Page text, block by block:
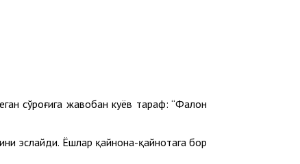
сўроғига жавобан куёв тараф: “Фалон
эслайди. Ёшлар қайнона-қайнотага бор